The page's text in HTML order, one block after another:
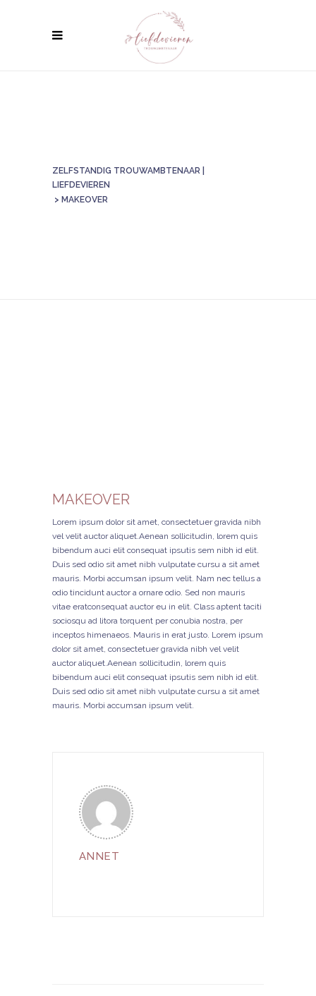
ZELFSTANDIG TROUWAMBTENAAR |
LIEFDEVIEREN
> MAKEOVER
MAKEOVER
Lorem ipsum dolor sit amet, consectetuer gravida nibh
vel velit auctor aliquet.Aenean sollicitudin, lorem quis
bibendum auci elit consequat ipsutis sem nibh id elit.
Duis sed odio sit amet nibh vulputate cursu a sit amet
mauris. Morbi accumsan ipsum velit. Nam nec tellus a
odio tincidunt auctor a ornare odio. Sed non mauris
vitae eratconsequat auctor eu in elit. Class aptent taciti
sociosqu ad litora torquent per conubia nostra, per
inceptos himenaeos. Mauris in erat justo. Lorem ipsum
dolor sit amet, consectetuer gravida nibh vel velit
auctor aliquet.Aenean sollicitudin, lorem quis
bibendum auci elit consequat ipsutis sem nibh id elit.
Duis sed odio sit amet nibh vulputate cursu a sit amet
mauris. Morbi accumsan ipsum velit.
ANNET